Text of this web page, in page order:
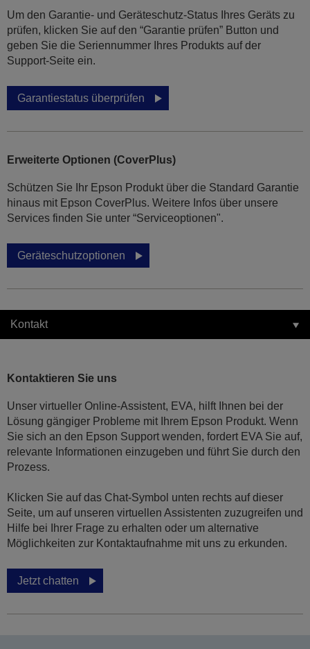
Um den Garantie- und Geräteschutz-Status Ihres Geräts zu
prüfen, klicken Sie auf den “Garantie prüfen” Button und
geben Sie die Seriennummer Ihres Produkts auf der
Support-Seite ein.
Garantiestatus überprüfen
Erweiterte Optionen (CoverPlus)
Schützen Sie Ihr Epson Produkt über die Standard Garantie
hinaus mit Epson CoverPlus. Weitere Infos über unsere
Services finden Sie unter “Serviceoptionen".
Geräteschutzoptionen
Kontakt
Kontaktieren Sie uns
Unser virtueller Online-Assistent, EVA, hilft Ihnen bei der
Lösung gängiger Probleme mit Ihrem Epson Produkt. Wenn
Sie sich an den Epson Support wenden, fordert EVA Sie auf,
relevante Informationen einzugeben und führt Sie durch den
Prozess.
Klicken Sie auf das Chat-Symbol unten rechts auf dieser
Seite, um auf unseren virtuellen Assistenten zuzugreifen und
Hilfe bei Ihrer Frage zu erhalten oder um alternative
Möglichkeiten zur Kontaktaufnahme mit uns zu erkunden.
Jetzt chatten